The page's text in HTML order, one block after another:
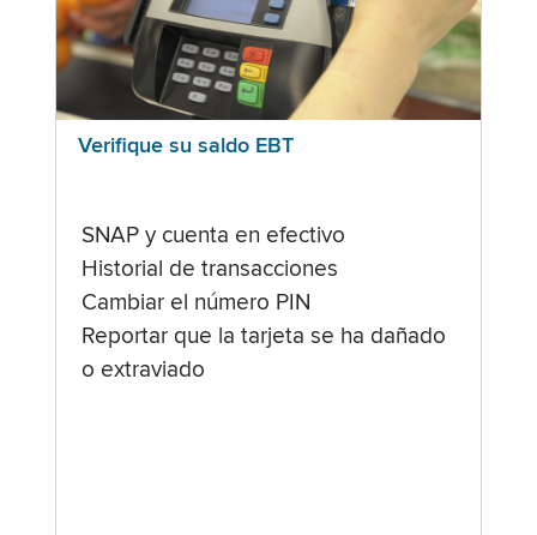
Verifique su saldo EBT
SNAP y cuenta en efectivo
Historial de transacciones
Cambiar el número PIN
Reportar que la tarjeta se ha dañado
o extraviado